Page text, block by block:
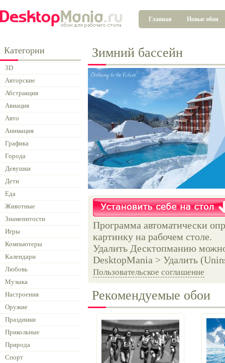
Главная Новые обои
Категории
3D
Авторские
Абстракция
Авиация
Авто
Анимация
Графика
Города
Девушки
Дети
Еда
Животные
Знаменитости
Игры
Компьютеры
Календари
Любовь
Музыка
Настроения
Оружие
Праздники
Прикольные
Природа
Спорт
Зимний бассейн
Программа автоматически
картинку на рабочем столе.
Удалить Десктопманию
DesktopMania > Удалить
Пользовательское соглашение
Рекомендуемые обои